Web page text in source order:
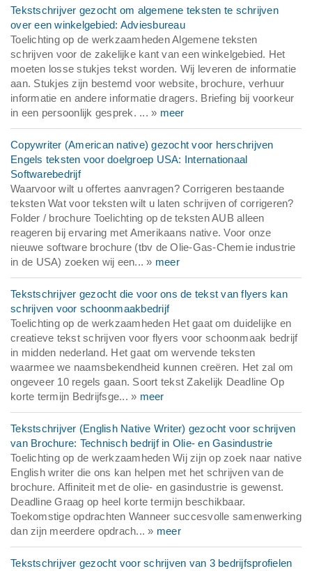
Tekstschrijver gezocht om algemene teksten te schrijven
over een winkelgebied: Adviesbureau
Toelichting op de werkzaamheden Algemene teksten
schrijven voor de zakelijke kant van een winkelgebied. Het
moeten losse stukjes tekst worden. Wij leveren de informatie
aan. Stukjes zijn bestemd voor website, brochure, verhuur
informatie en andere informatie dragers. Briefing bij voorkeur
in een persoonlijk gesprek. ... » meer
Copywriter (American native) gezocht voor herschrijven
Engels teksten voor doelgroep USA: Internationaal
Softwarebedrijf
Waarvoor wilt u offertes aanvragen? Corrigeren bestaande
teksten Wat voor teksten wilt u laten schrijven of corrigeren?
Folder / brochure Toelichting op de teksten AUB alleen
reageren bij ervaring met Amerikaans native. Voor onze
nieuwe software brochure (tbv de Olie-Gas-Chemie industrie
in de USA) zoeken wij een... » meer
Tekstschrijver gezocht die voor ons de tekst van flyers kan
schrijven voor schoonmaakbedrijf
Toelichting op de werkzaamheden Het gaat om duidelijke en
creatieve tekst schrijven voor flyers voor schoonmaak bedrijf
in midden nederland. Het gaat om wervende teksten
waarmee we naamsbekendheid kunnen creëren. Het zal om
ongeveer 10 regels gaan. Soort tekst Zakelijk Deadline Op
korte termijn Bedrijfsge... » meer
Tekstschrijver (English Native Writer) gezocht voor schrijven
van Brochure: Technisch bedrijf in Olie- en Gasindustrie
Toelichting op de werkzaamheden Wij zijn op zoek naar native
English writer die ons kan helpen met het schrijven van de
brochure. Affiniteit met de olie- en gasindustrie is gewenst.
Deadline Graag op heel korte termijn beschikbaar.
Toekomstige opdrachten Wanneer succesvolle samenwerking
dan zijn meerdere opdrach... » meer
Tekstschrijver gezocht voor schrijven van 3 bedrijfsprofielen